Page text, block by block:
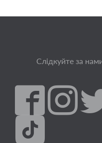
Слідкуйте за